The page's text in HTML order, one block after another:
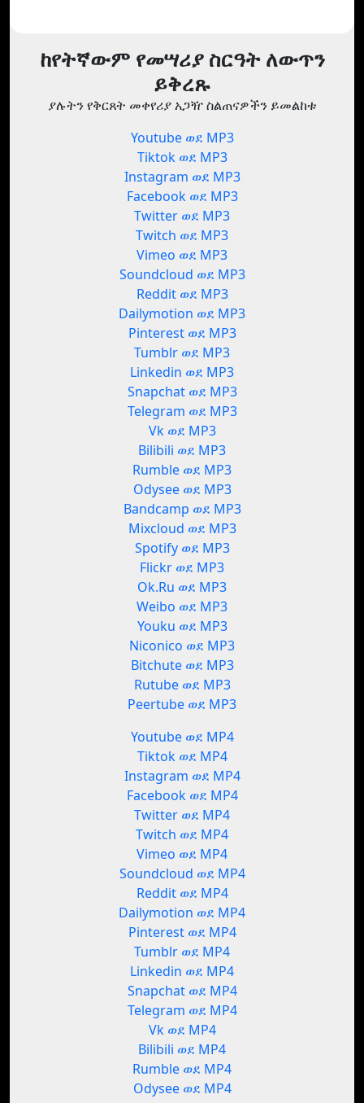
ከየትኛውም የመሣሪያ ስርዓት ለውጥን
ይቅረጹ
ያሉትን የቅርጸት መቀየሪያ አጋዥ ስልጠናዎችን ይመልከቱ
Youtube ወደ MP3
Tiktok ወደ MP3
Instagram ወደ MP3
Facebook ወደ MP3
Twitter ወደ MP3
Twitch ወደ MP3
Vimeo ወደ MP3
Soundcloud ወደ MP3
Reddit ወደ MP3
Dailymotion ወደ MP3
Pinterest ወደ MP3
Tumblr ወደ MP3
Linkedin ወደ MP3
Snapchat ወደ MP3
Telegram ወደ MP3
Vk ወደ MP3
Bilibili ወደ MP3
Rumble ወደ MP3
Odysee ወደ MP3
Bandcamp ወደ MP3
Mixcloud ወደ MP3
Spotify ወደ MP3
Flickr ወደ MP3
Ok.Ru ወደ MP3
Weibo ወደ MP3
Youku ወደ MP3
Niconico ወደ MP3
Bitchute ወደ MP3
Rutube ወደ MP3
Peertube ወደ MP3
Youtube ወደ MP4
Tiktok ወደ MP4
Instagram ወደ MP4
Facebook ወደ MP4
Twitter ወደ MP4
Twitch ወደ MP4
Vimeo ወደ MP4
Soundcloud ወደ MP4
Reddit ወደ MP4
Dailymotion ወደ MP4
Pinterest ወደ MP4
Tumblr ወደ MP4
Linkedin ወደ MP4
Snapchat ወደ MP4
Telegram ወደ MP4
Vk ወደ MP4
Bilibili ወደ MP4
Rumble ወደ MP4
Odysee ወደ MP4